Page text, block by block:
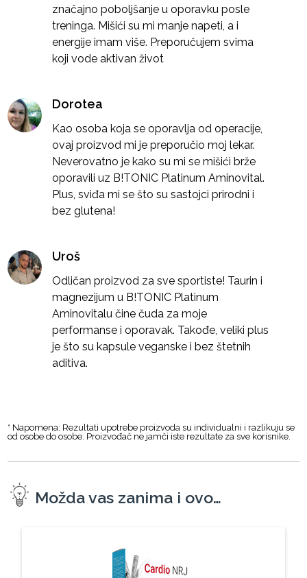
značajno poboljšanje u oporavku posle
treninga. Mišići su mi manje napeti, a i
energije imam više. Preporučujem svima
koji vode aktivan život
Dorotea
Kao osoba koja se oporavlja od operacije,
ovaj proizvod mi je preporučio moj lekar.
Neverovatno je kako su mi se mišići brže
oporavili uz B!TONIC Platinum Aminovital.
Plus, sviđa mi se što su sastojci prirodni i
bez glutena!
Uroš
Odličan proizvod za sve sportiste! Taurin i
magnezijum u B!TONIC Platinum
Aminovitalu čine čuda za moje
performanse i oporavak. Takođe, veliki plus
je što su kapsule veganske i bez štetnih
aditiva.
* Napomena: Rezultati upotrebe proizvoda su individualni i razlikuju se
od osobe do osobe. Proizvođač ne jamči iste rezultate za sve korisnike.
Možda vas zanima i ovo…